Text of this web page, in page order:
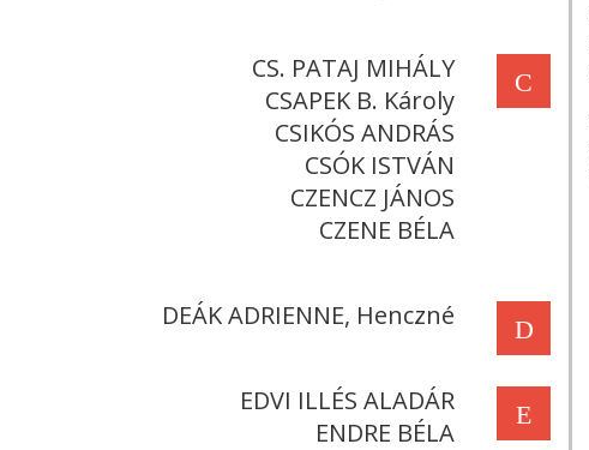
C
CS. PATAJ MIHÁLY
CSAPEK B. Károly
CSIKÓS ANDRÁS
CSÓK ISTVÁN
CZENCZ JÁNOS
CZENE BÉLA
D
DEÁK ADRIENNE, Henczné
E
EDVI ILLÉS ALADÁR
ENDRE BÉLA